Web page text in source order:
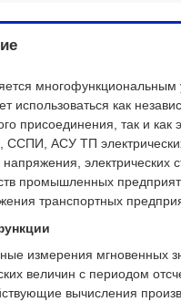
многофункциональным
использоваться как
присоединения, так и
АСУ ТП
напряжения, электрических
промышленных
транспортных
измерения мгновенных
величин с периодом
вычисления